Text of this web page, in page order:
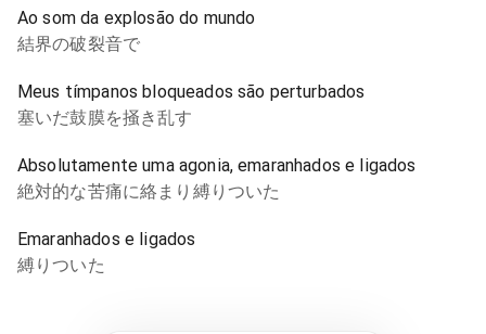
Ao som da explosão do mundo
結界の破裂音で
Meus tímpanos bloqueados são perturbados
塞いだ鼓膜を掻き乱す
Absolutamente uma agonia, emaranhados e ligados
絶対的な苦痛に絡まり縛りついた
Emaranhados e ligados
縛りついた